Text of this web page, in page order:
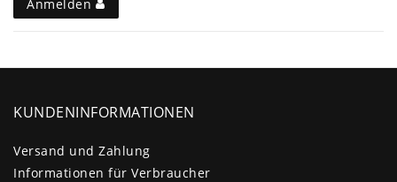
Anmelden
KUNDENINFORMATIONEN
Versand und Zahlung
Informationen für Verbraucher